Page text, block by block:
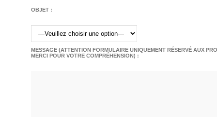
OBJET :
MESSAGE (ATTENTION FORMULAIRE UNIQUEMENT RÉSERVÉ AUX
MERCI POUR VOTRE COMPRÉHENSION) :